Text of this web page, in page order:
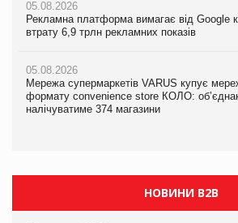
05.08.2026
Рекламна платформа вимагає від Google
втрату 6,9 трлн рекламних показів
05.08.2026
Мережа супермаркетів VARUS купує
формату convenience store КОЛО:
налічуватиме 374 магазини
05.08.2026
Сергій Лісунов про заморожені
04.08.2026
Через атаку РФ у Дніпрі пошкоджено
Millennium
05.08.2026
Рекламна платформа вимагає від Google
втрату 6,9 трлн рекламних показів
05.08.2026
Adidas витратила понад $1 млрд на
НОВИНИ B2B